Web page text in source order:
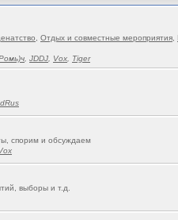
Отдых и совместные мероприятия
JDDJ Vox Tiger
спорим и обсуждаем
выборы и т.д.